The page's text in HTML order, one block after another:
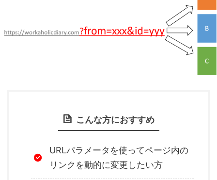
こんな方におすすめ
URLパラメータを使ってページ内の
リンクを動的に変更したい方